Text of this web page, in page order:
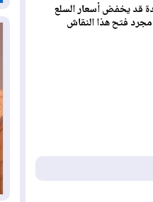
قد يخفض أسعار السلع
مجرد فتح هذا النقاش